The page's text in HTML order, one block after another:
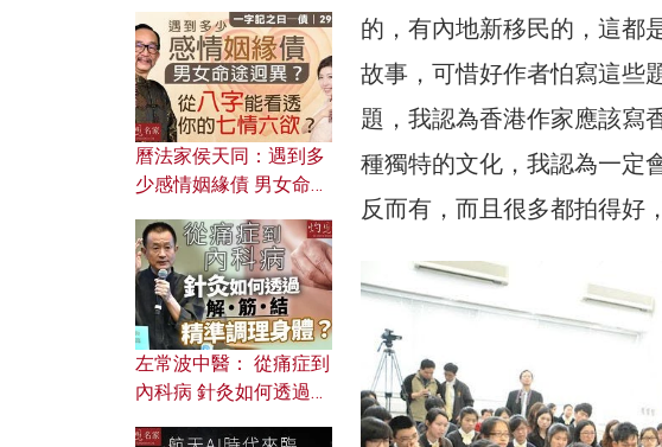
的，有內地新移民的，這都
故事，可惜好作者怕寫這些
題，我認為香港作家應該寫
種獨特的文化，我認為一定
反而有，而且很多都拍得好
曆法家侯天同：遇到多
少感情姻緣債 男女命途
的七情六欲？
左常波中醫： 從痛症到
內科病 針灸如何透過解